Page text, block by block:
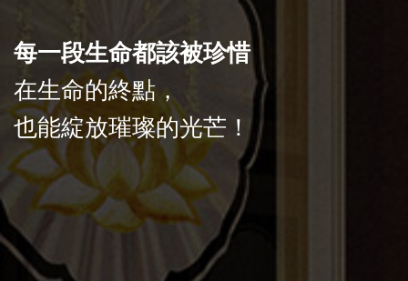
每一段生命都該被珍惜
在生命的終點，
也能綻放璀璨的光芒！